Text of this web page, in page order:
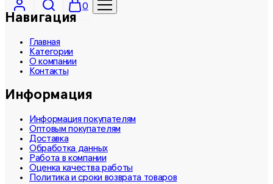
0
Навигация
Главная
Категории
О компании
Контакты
Информация
Информация покупателям
Оптовым покупателям
Доставка
Обработка данных
Работа в компании
Оценка качества работы
Политика и сроки возврата товаров